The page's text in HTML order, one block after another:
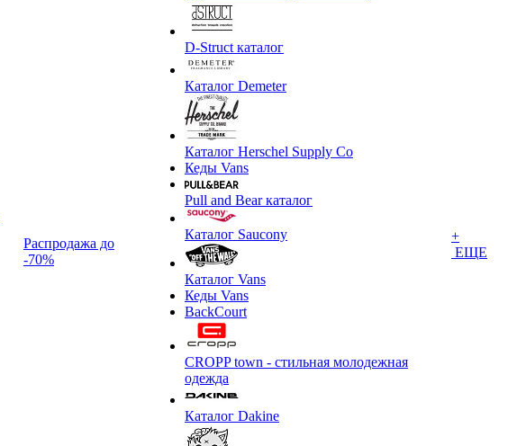
Распродажа до
-70%
D-Struct каталог
Каталог Demeter
Каталог Herschel Supply Co
Кеды Vans
Pull and Bear каталог
Каталог Saucony
Каталог Vans
Кеды Vans
BackCourt
CROPP town - стильная молодежная
одежда
Каталог Dakine
+
ЕЩЕ